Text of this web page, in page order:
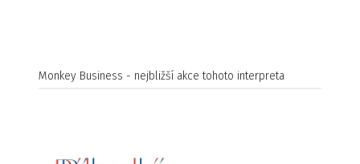
Monkey Business - nejbližší akce tohoto interpreta